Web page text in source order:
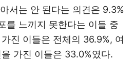
서는 안 된다는 의견은 9.3%
를 느끼지 못한다는 이들 중
진 이들은 전체의 36.9%, 여
가진 이들은 33.0%였다.